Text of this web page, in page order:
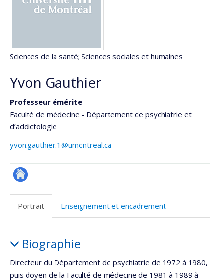
Sciences de la santé; Sciences sociales et humaines
Yvon Gauthier
Professeur émérite
Faculté de médecine - Département de psychiatrie et
d’addictologie
yvon.gauthier.1@umontreal.ca
ResearchGate
Portrait
Enseignement et encadrement
Biographie
Directeur du Département de psychiatrie de 1972 à 1980,
puis doyen de la Faculté de médecine de 1981 à 1989 à